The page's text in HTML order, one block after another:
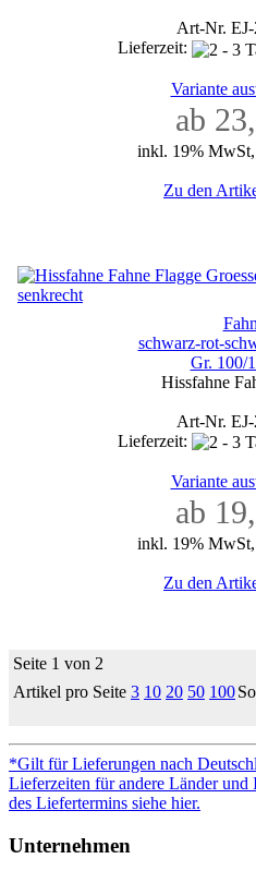
Art-Nr.
Lieferzeit:
Variante
ab
inkl. 19% MwSt,
Zu den
schwarz-rot-
Gr. 100/
Hissfahne
Art-Nr.
Lieferzeit:
Variante
ab
inkl. 19% MwSt,
Zu den
Seite 1 von 2
Artikel pro Seite 3 10 20 50 100
*Gilt für Lieferungen nach
Lieferzeiten für andere Länder
des Liefertermins siehe hier.
Unternehmen